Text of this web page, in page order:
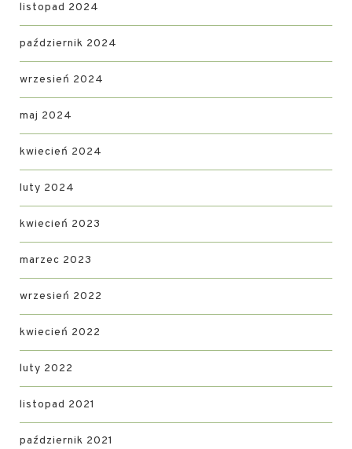
listopad 2024
październik 2024
wrzesień 2024
maj 2024
kwiecień 2024
luty 2024
kwiecień 2023
marzec 2023
wrzesień 2022
kwiecień 2022
luty 2022
listopad 2021
październik 2021